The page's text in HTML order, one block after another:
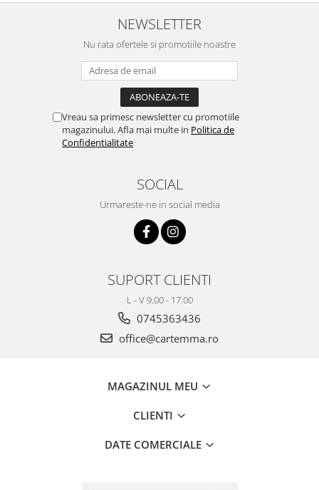
NEWSLETTER
Nu rata ofertele si promotiile noastre
Vreau sa primesc newsletter cu promotiile
magazinului. Afla mai multe in Politica de
Confidentialitate
SOCIAL
Urmareste-ne in social media
SUPORT CLIENTI
L - V 9.00 - 17.00
0745363436
office@cartemma.ro
MAGAZINUL MEU
CLIENTI
DATE COMERCIALE